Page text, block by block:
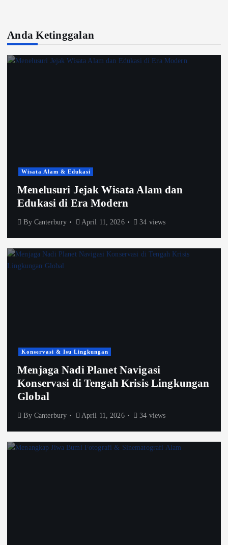
Anda Ketinggalan
Wisata Alam & Edukasi
Menelusuri Jejak Wisata Alam dan
Edukasi di Era Modern
By Canterbury April 11, 2026 34 views
Konservasi & Isu Lingkungan
Menjaga Nadi Planet Navigasi
Konservasi di Tengah Krisis Lingkungan
Global
By Canterbury April 11, 2026 34 views